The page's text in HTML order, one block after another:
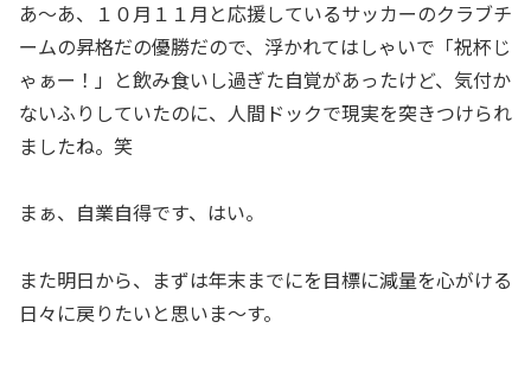
あ～あ、１０月１１月と応援しているサッカーのクラブチ
ームの昇格だの優勝だので、浮かれてはしゃいで「祝杯じ
ゃぁー！」と飲み食いし過ぎた自覚があったけど、気付か
ないふりしていたのに、人間ドックで現実を突きつけられ
ましたね。笑
まぁ、自業自得です、はい。
また明日から、まずは年末までにを目標に減量を心がける
日々に戻りたいと思いま～す。